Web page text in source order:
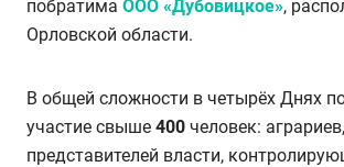
побратима ООО «Дубовицкое»,
Орловской области.
В общей сложности в четырёх Днях
участие свыше 400 человек: аграриев,
представителей власти,